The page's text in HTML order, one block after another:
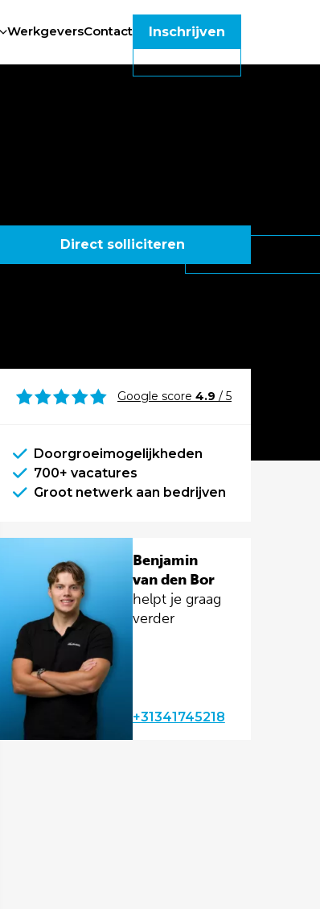
WerkgeversContact Inschrijven
Direct solliciteren
Google score 4.9 / 5
Doorgroeimogelijkheden
700+ vacatures
Groot netwerk aan bedrijven
Benjamin
van den Bor
helpt je graag
verder
+31341745218